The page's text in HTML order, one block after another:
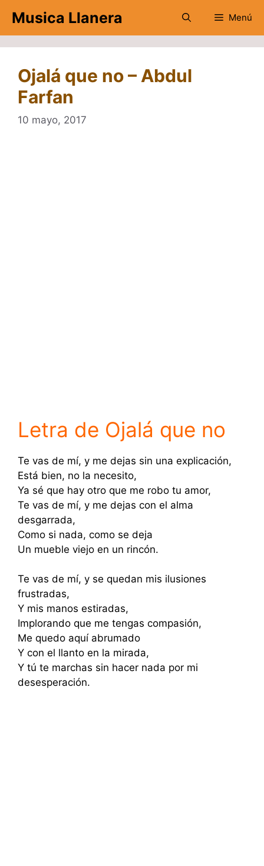
contenido
Musica Llanera Menú
Ojalá que no – Abdul
Farfan
10 mayo, 2017
Letra de Ojalá que no
Te vas de mí, y me dejas sin una explicación,
Está bien, no la necesito,
Ya sé que hay otro que me robo tu amor,
Te vas de mí, y me dejas con el alma
desgarrada,
Como si nada, como se deja
Un mueble viejo en un rincón.
Te vas de mí, y se quedan mis ilusiones
frustradas,
Y mis manos estiradas,
Implorando que me tengas compasión,
Me quedo aquí abrumado
Y con el llanto en la mirada,
Y tú te marchas sin hacer nada por mi
desesperación.